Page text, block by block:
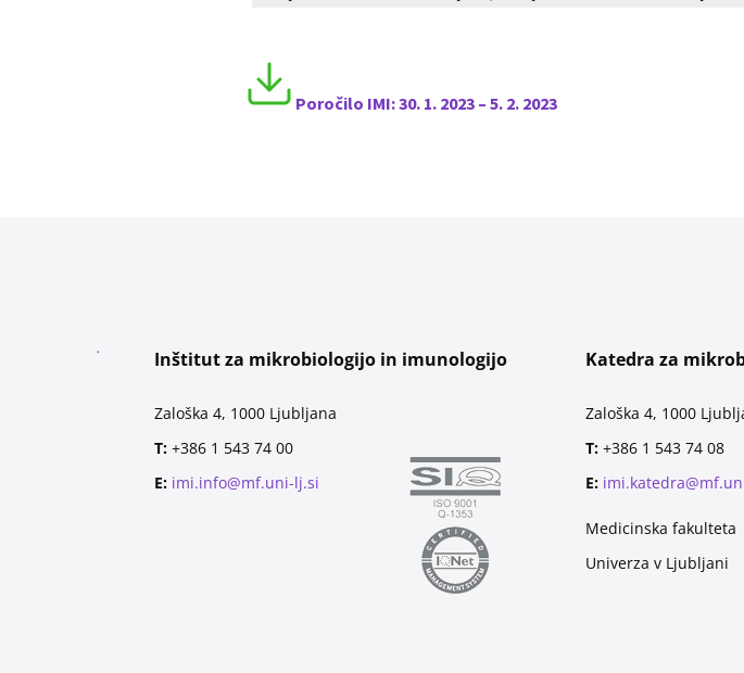
Poročilo IMI:30. 1. 2023 – 5. 2. 2023
Inštitut za mikrobiologijo in imunologijo
Zaloška 4, 1000 Ljubljana
T: +386 1 543 74 00
E: imi.info@mf.uni-lj.si
Katedra za
Zaloška 4, 1000
T: +386 1 543 74 08
E:
Medicinska fakulteta
Univerza v Ljubljani